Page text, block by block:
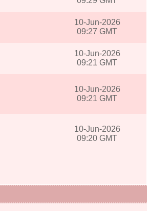
10-Jun-2026
09:27 GMT
10-Jun-2026
09:21 GMT
10-Jun-2026
09:21 GMT
10-Jun-2026
09:20 GMT